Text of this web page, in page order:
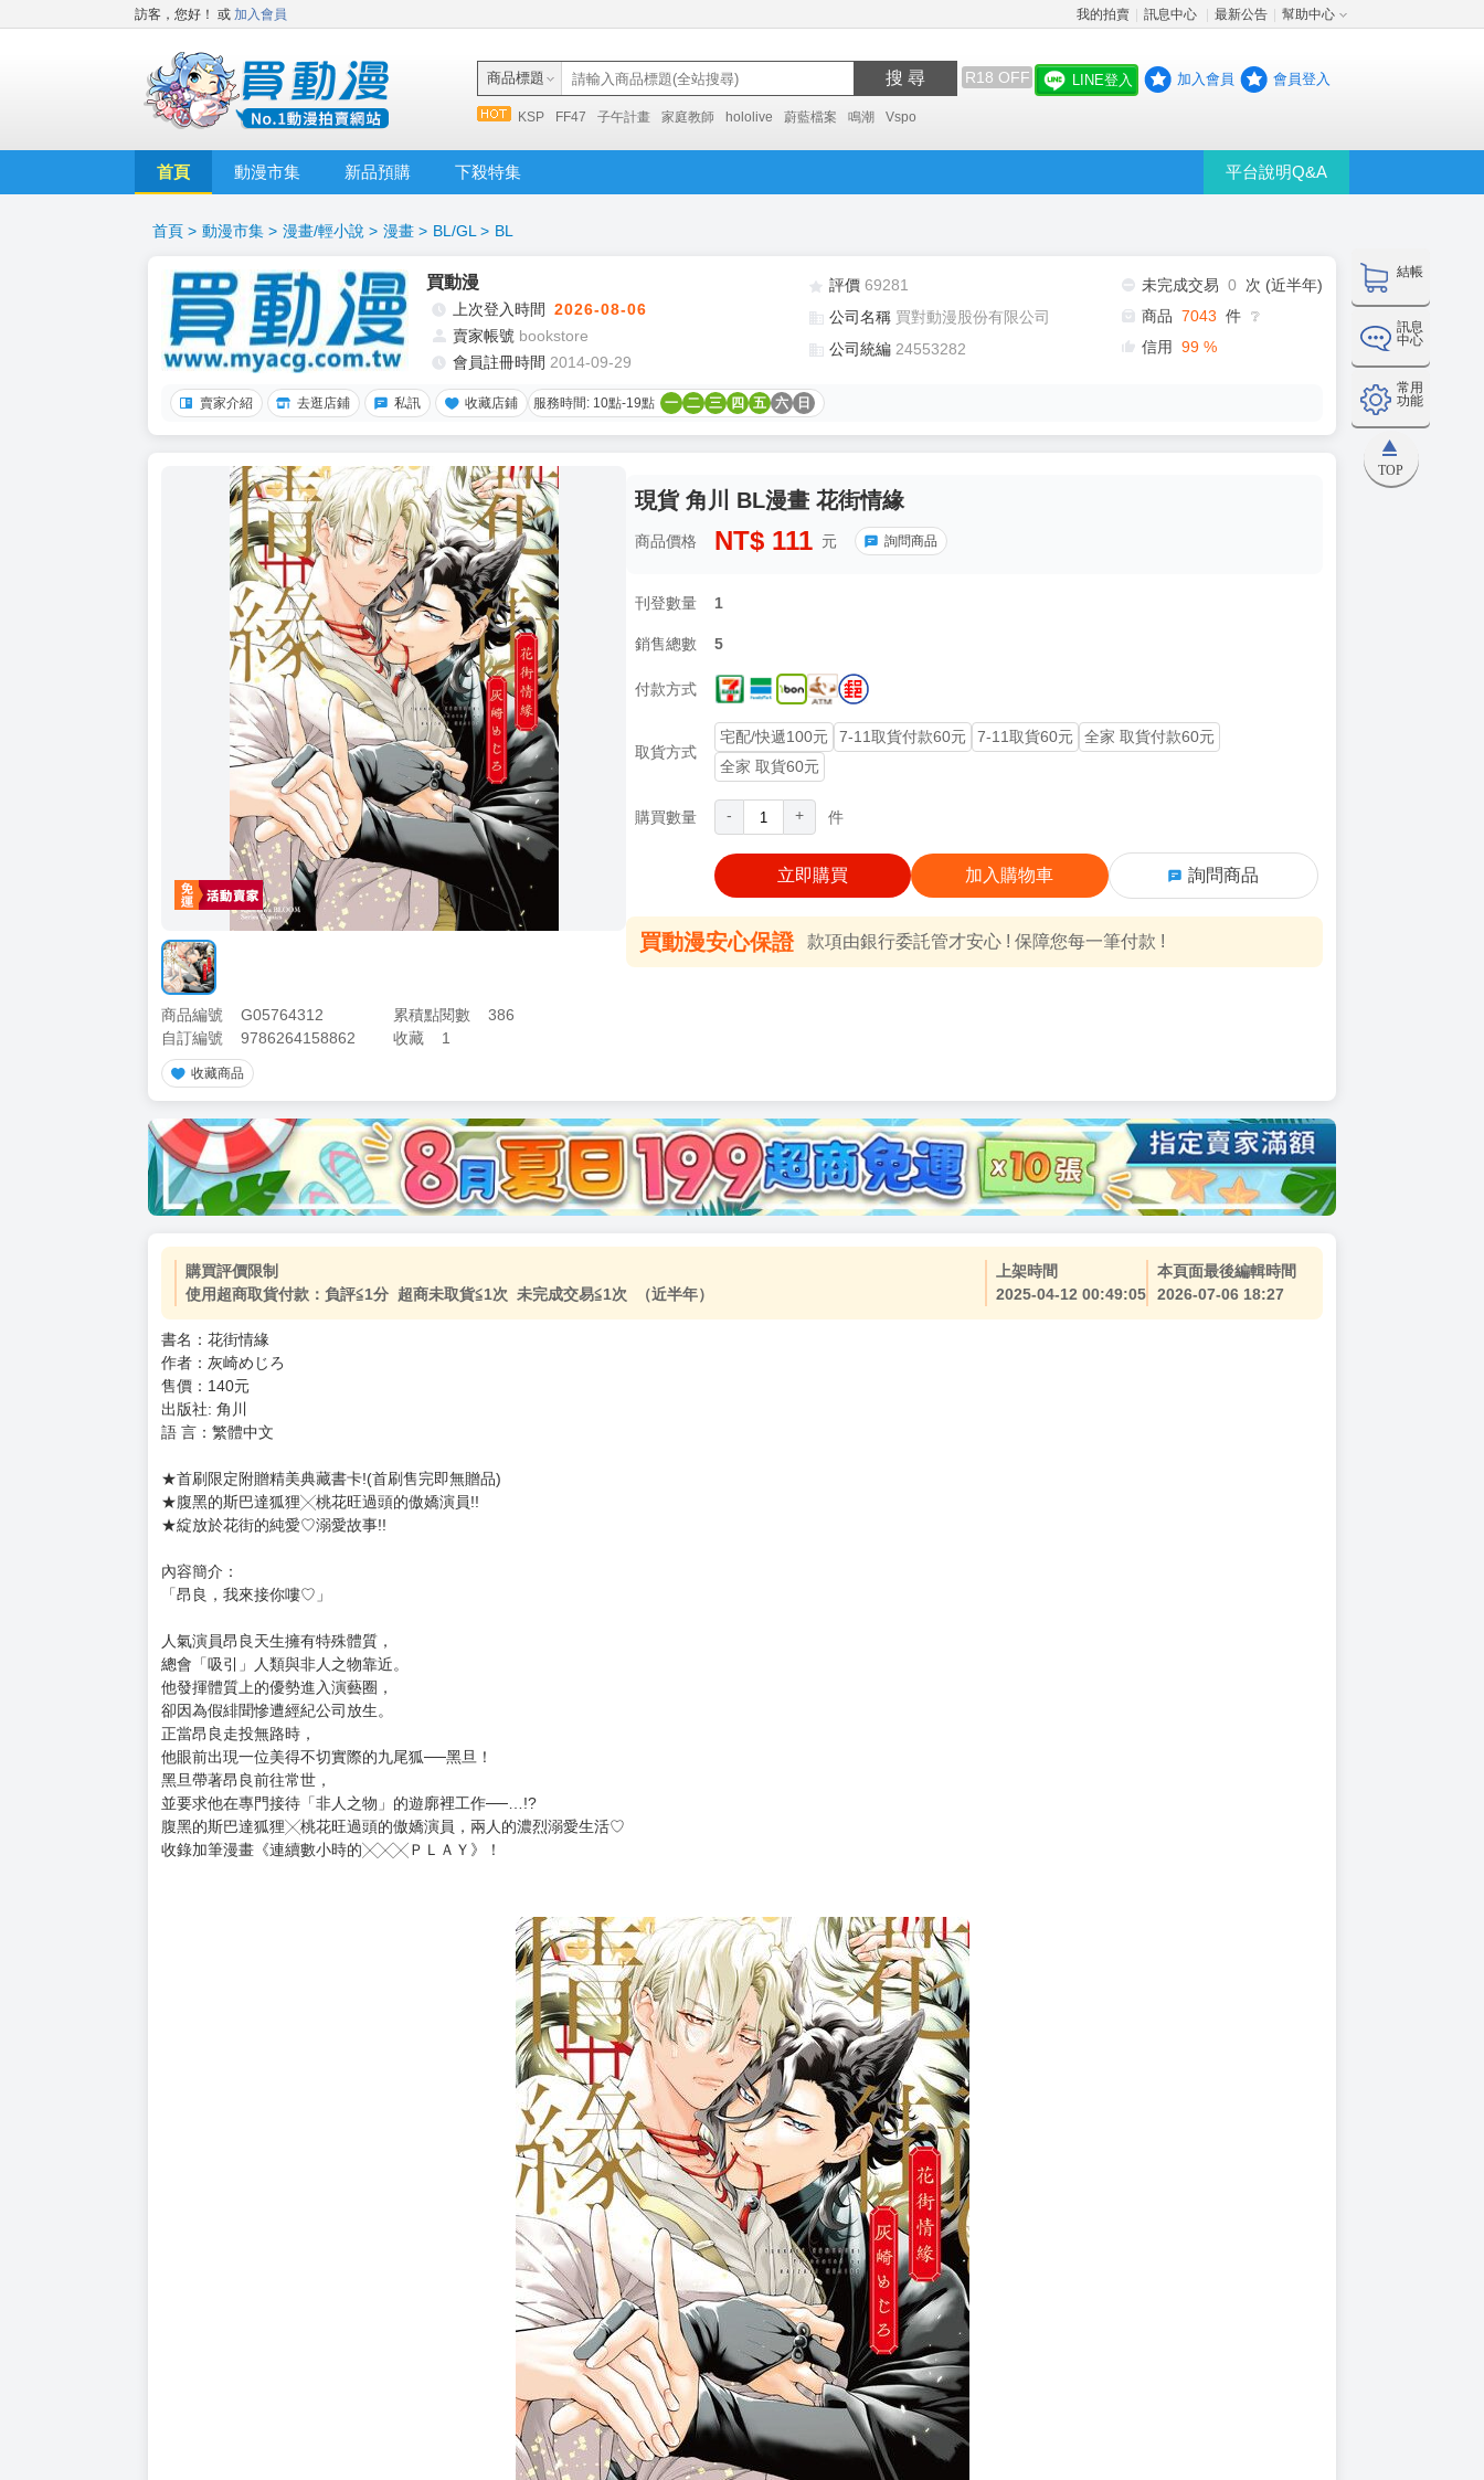
訪客，您好！ 或 加入會員 我的拍賣 訊息中心 最新公告 幫助中心
商品標題 搜 尋 R18 OFF
KSP FF47 子午計畫 家庭教師 hololive 蔚藍檔案 鳴潮 Vspo
LINE登入 加入會員 會員登入
首頁 動漫市集 新品預購 下殺特集 平台說明Q&A
結帳
訊息
中心
常用
功能
TOP
首頁 > 動漫市集 > 漫畫/輕小說 > 漫畫 > BL/GL > BL
買動漫
上次登入時間 2026-08-06
賣家帳號 bookstore
會員註冊時間 2014-09-29
評價 69281
公司名稱 買對動漫股份有限公司
公司統編 24553282
未完成交易 0
次 (近半年)
商品 7043 件 ❔
信用 99 %
賣家介紹 去逛店鋪 私訊 收藏店鋪 服務時間: 10點-19點 一 二 三 四 五 六 日
商品編號 G05764312 累積點閱數
386
自訂編號
9786264158862 收藏 1
收藏商品
現貨 角川 BL漫畫 花街情緣
商品價格 NT$ 111 元 詢問商品
刊登數量 1
銷售總數 5
付款方式
取貨方式
宅配/快遞100元 7-11取貨付款60元 7-11取貨60元
全家 取貨付款60元
全家 取貨60元
購買數量 - + 件
立即購買 加入購物車 詢問商品
買動漫安心保證 款項由銀行委託管才安心 ! 保障您每一筆付款 !
購買評價限制
使用超商取貨付款：負評≦1分 超商未取貨≦1次 未完成交易≦1次 （近半年）
上架時間
2025-04-12 00:49:05
本頁面最後編輯時間
2026-07-06 18:27
書名：花街情緣
作者：灰崎めじろ
售價：140元
出版社: 角川
語 言：繁體中文
★首刷限定附贈精美典藏書卡!(首刷售完即無贈品)
★腹黑的斯巴達狐狸╳桃花旺過頭的傲嬌演員!!
★綻放於花街的純愛♡溺愛故事!!
內容簡介：
「昂良，我來接你嘍♡」
人氣演員昂良天生擁有特殊體質，
總會「吸引」人類與非人之物靠近。
他發揮體質上的優勢進入演藝圈，
卻因為假緋聞慘遭經紀公司放生。
正當昂良走投無路時，
他眼前出現一位美得不切實際的九尾狐──黑旦！
黑旦帶著昂良前往常世，
並要求他在專門接待「非人之物」的遊廓裡工作──…!?
腹黑的斯巴達狐狸╳桃花旺過頭的傲嬌演員，兩人的濃烈溺愛生活♡
收錄加筆漫畫《連續數小時的╳╳╳ＰＬＡＹ》！